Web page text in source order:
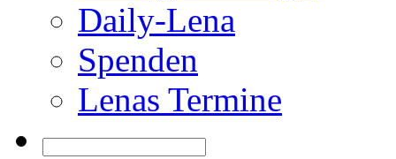
Daily-Lena
Spenden
Lenas Termine